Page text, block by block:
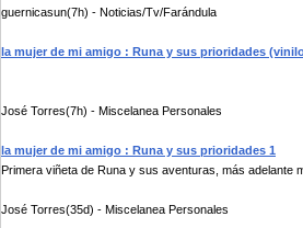
guernicasun(7h) - Noticias/Tv/Farándula
la mujer de mi amigo : Runa y sus prioridades
José Torres(7h) - Miscelanea Personales
la mujer de mi amigo : Runa y sus prioridades 1
Primera viñeta de Runa y sus aventuras, más adelante
José Torres(35d) - Miscelanea Personales